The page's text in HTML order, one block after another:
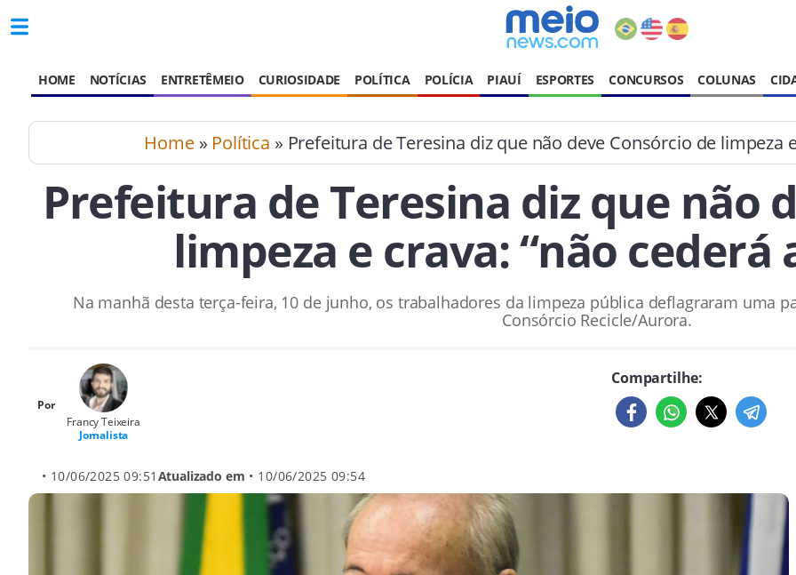
HOME NOTÍCIAS ENTRETÊMEIO CURIOSIDADE POLÍTICA POLÍCIA PIAUÍ ESPORTES CONCURSOS COLUNAS
Home» Política » Prefeitura de Teresina diz que não deve Consórcio de limpeza
Prefeitura de Teresina diz que não
limpeza e crava: “não cederá
Na manhã desta terça-feira, 10 de junho, os trabalhadores da limpeza pública deflagraram uma
Consórcio Recicle/Aurora.
Por
Francy Teixeira
Jornalista
• 10/06/2025 09:51 Atualizado em • 10/06/2025 09:54
Compartilhe: